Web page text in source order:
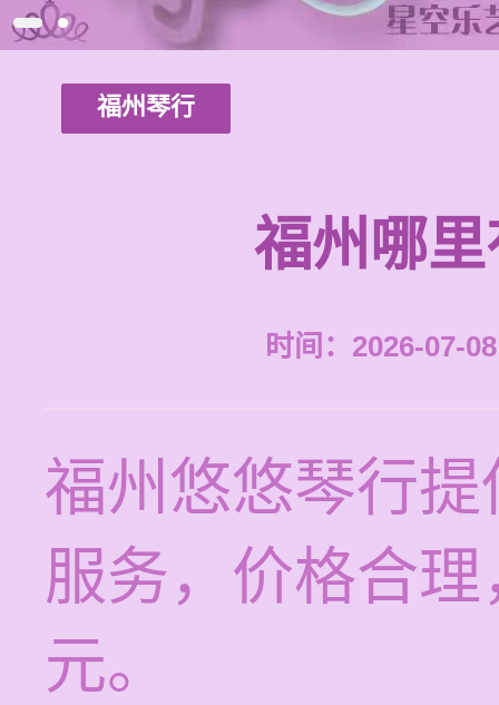
福州琴行
福州哪
时间：2026-07-
福州悠悠琴行
服务，价格合
元。